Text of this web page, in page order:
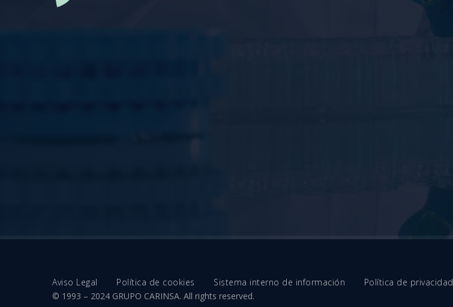
Aviso Legal Política de cookies Sistema interno de información Política de privacidad
© 1993 – 2024 GRUPO CARINSA. All rights reserved.